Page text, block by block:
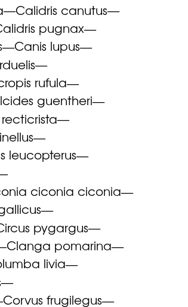
—Calidris canutus—
pugnax—
—Canis lupus—
—
rufula—
guentheri—
—
—
leucopterus—
ciconia ciconia—
—
pygargus—
Clanga pomarina—
livia—
—
Corvus frugilegus—